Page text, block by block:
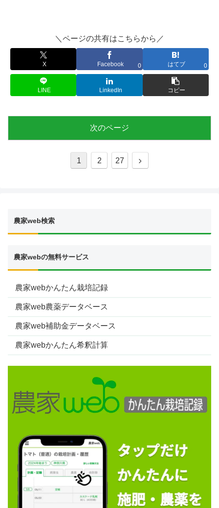
＼ページの共有はこちらから／
X Facebook 0 はてブ 0
LINE LinkedIn コピー
次のページ
1 2 27
次
農家web検索
農家webの無料サービス
農家webかんたん栽培記録
農家web農薬データベース
農家web補助金データベース
農家webかんたん希釈計算
X
はてブ
LINE
LinkedIn